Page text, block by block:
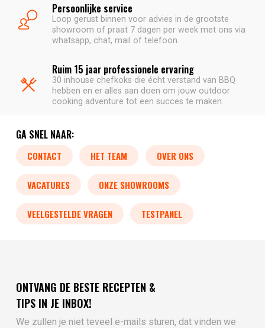
Persoonlijke service
Loop gerust binnen voor advies in de grootste
showroom of praat 7 dagen per week met ons via
whatsapp, chat, mail of telefoon.
Ruim 15 jaar professionele ervaring
30 inhouse chefkoks die écht verstand van BBQ
hebben en er alles aan doen om jouw outdoor
cooking adventure tot een succes te maken.
GA SNEL NAAR:
CONTACT HET TEAM OVER ONS
VACATURES ONZE SHOWROOMS
VEELGESTELDE VRAGEN TESTPANEL
ONTVANG DE BESTE RECEPTEN &
TIPS IN JE INBOX!
We zullen je niet teveel e-mails sturen, dat vinden we